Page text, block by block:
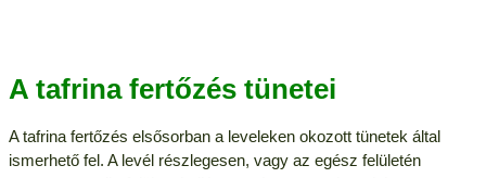
A tafrina fertőzés tünetei
A tafrina fertőzés elsősorban a leveleken okozott tünetek által
ismerhető fel. A levél részlegesen, vagy az egész felületén